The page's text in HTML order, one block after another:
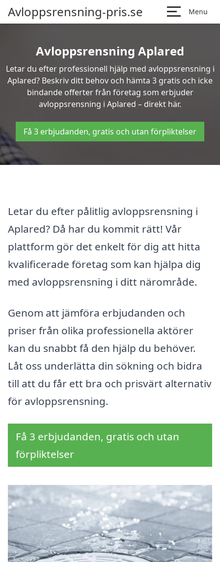
Avloppsrensning-pris.se Menu
Avloppsrensning Aplared
Letar du efter professionell hjälp med avloppsrensning i
Aplared? Beskriv ditt behov och hämta 3 gratis och icke
bindande offerter från företag som erbjuder
avloppsrensning i Aplared – direkt här.
Få 3 erbjudanden, gratis och utan förpliktelser
Letar du efter pålitlig avloppsrensning i
Aplared? Då har du kommit rätt! Vår
plattform gör det enkelt för dig att hitta
kvalificerade företag som kan hjälpa dig
med avloppsrensning i ditt närområde.
Genom att jämföra erbjudanden och
priser från olika professionella aktörer
kan du snabbt få den hjälp du behöver.
Låt oss underlätta din sökning och bidra
till att du får ett bra och prisvärt alternativ
för avloppsrensning.
Få 3 erbjudanden, gratis och utan
förpliktelser